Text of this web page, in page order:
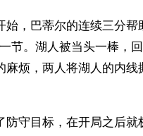
，巴蒂尔的连续三分帮
节。湖人被当头一棒，回
烦，两人将湖人的内线
守目标，在开局之后就